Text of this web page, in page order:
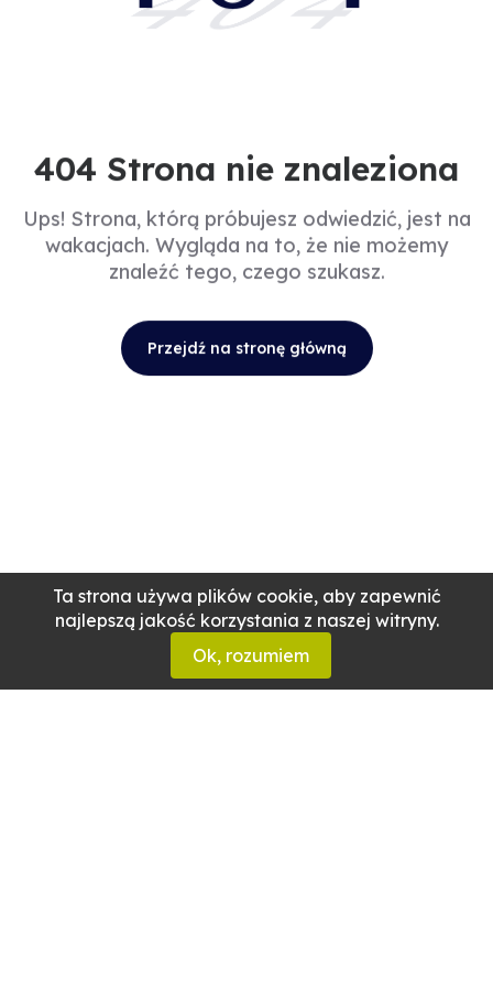
Ta strona używa plików cookie, aby zapewnić
najlepszą jakość korzystania z naszej witryny.
Ok, rozumiem
404 Strona nie znaleziona
Ups! Strona, którą próbujesz odwiedzić, jest na
wakacjach. Wygląda na to, że nie możemy
znaleźć tego, czego szukasz.
Przejdź na stronę główną